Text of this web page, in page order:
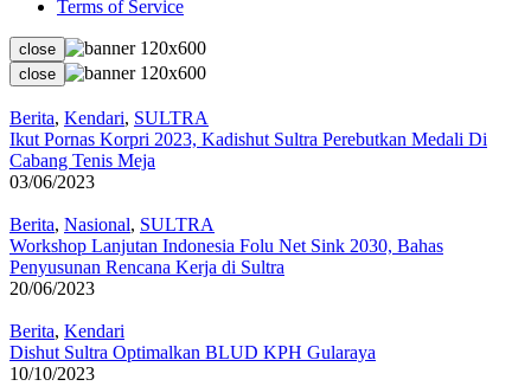
Terms of Service
close
close
Berita, Kendari, SULTRA
Ikut Pornas Korpri 2023, Kadishut Sultra Perebutkan Medali Di
Cabang Tenis Meja
03/06/2023
Berita, Nasional, SULTRA
Workshop Lanjutan Indonesia Folu Net Sink 2030, Bahas
Penyusunan Rencana Kerja di Sultra
20/06/2023
Berita, Kendari
Dishut Sultra Optimalkan BLUD KPH Gularaya
10/10/2023